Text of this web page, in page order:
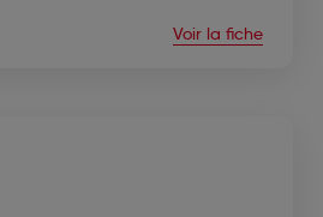
Voir la fiche